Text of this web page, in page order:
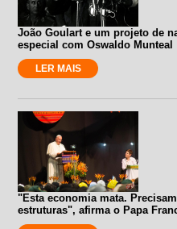
João Goulart e um projeto de
especial com Oswaldo Munteal
LER MAIS
"Esta economia mata.
estruturas", afirma o Papa